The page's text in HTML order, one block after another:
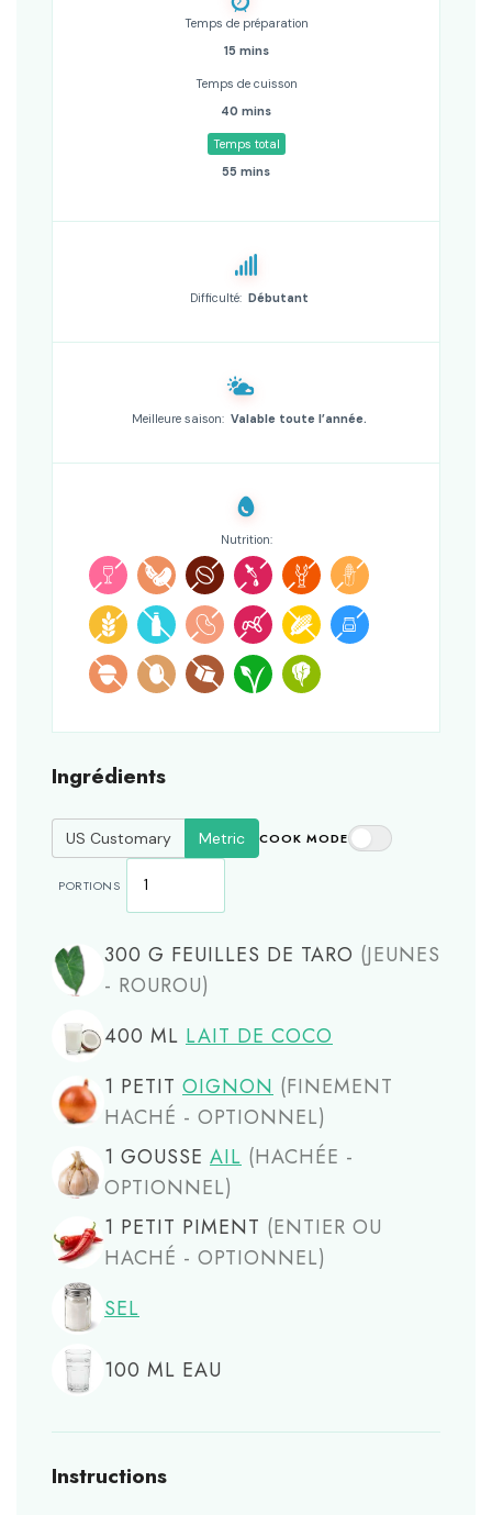
Temps de préparation
15 mins
Temps de cuisson
40 mins
Temps total
55 mins
Difficulté: Débutant
Meilleure saison: Valable toute l’année.
Nutrition:
Ingrédients
US Customary Metric COOK MODE
PORTIONS
300 G FEUILLES DE TARO (JEUNES
- ROUROU)
400 ML LAIT DE COCO
1 PETIT OIGNON (FINEMENT
HACHÉ - OPTIONNEL)
1 GOUSSE AIL (HACHÉE -
OPTIONNEL)
1 PETIT PIMENT (ENTIER OU
HACHÉ - OPTIONNEL)
SEL
100 ML EAU
Instructions